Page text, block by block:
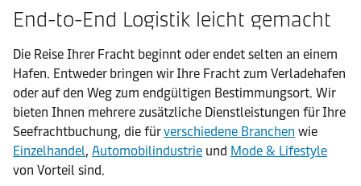
End-to-End Logistik leicht gemacht
Die Reise Ihrer Fracht beginnt oder endet selten an einem
Hafen. Entweder bringen wir Ihre Fracht zum Verladehafen
oder auf den Weg zum endgültigen Bestimmungsort. Wir
bieten Ihnen mehrere zusätzliche Dienstleistungen für Ihre
Seefrachtbuchung, die fürverschiedene Branchen wie
Einzelhandel, Automobilindustrie und Mode & Lifestyle
von Vorteil sind.